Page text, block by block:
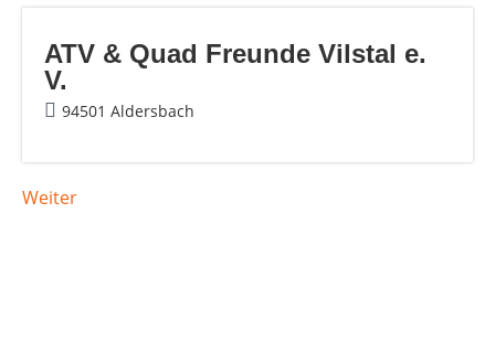
ATV & Quad Freunde Vilstal e.
V.
94501 Aldersbach
Weiter